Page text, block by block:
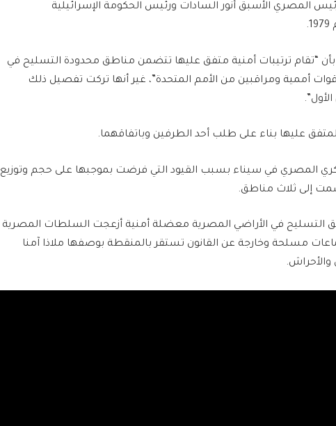
المصري الأسبق أنور السادات ورئيس الحكومة الإسرائيلية
“تقام ترتيبات أمنية متفق عليها تتضمن مناطق محدودة التسليح في
قوات أممية ومراقبين من الأمم المتحدة”، غير أنها تركت تفصيل ذلك
عليها بناء على طلب أحد الطرفين وباتفاقهما.
المصري في سيناء بسبب القيود التي فرضت بموجبها على حجم وتوزيع
إلى ثلاث مناطق.
التسليح في الأراضي المصرية معضلة أمنية أزعجت السلطات المصرية
مسلحة وخارجة عن القانون تستقر بالمنقطة بوصفها ملاذا آمنا